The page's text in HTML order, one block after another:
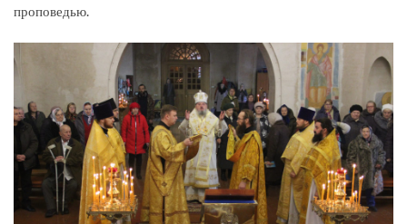
проповедью.